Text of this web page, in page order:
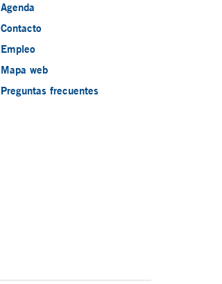
Agenda
Contacto
Empleo
Mapa web
Preguntas frecuentes